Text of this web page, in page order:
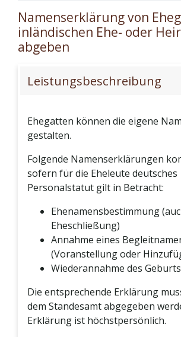
Namenserklärung von
inländischen Ehe- oder
abgeben
Leistungsbeschreibung
Ehegatten können die eigene
gestalten.
Folgende Namenserklärungen
sofern für die Eheleute deutsches
Personalstatut gilt in Betracht:
Ehenamensbestimmung
Eheschließung)
Annahme eines
(Voranstellung oder
Wiederannahme des
Die entsprechende Erklärung
dem Standesamt abgegeben
Erklärung ist höchstpersönlich.